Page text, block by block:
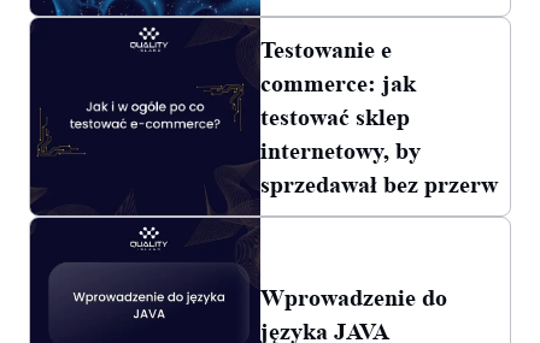
Testowanie e
commerce: jak
testować sklep
internetowy, by
sprzedawał bez przerw
Wprowadzenie do
języka JAVA